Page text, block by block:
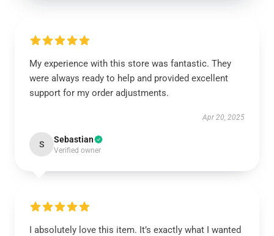
My experience with this store was fantastic. They
were always ready to help and provided excellent
support for my order adjustments.
Apr 20, 2025
S Sebastian
Verified owner
I absolutely love this item. It’s exactly what I wanted